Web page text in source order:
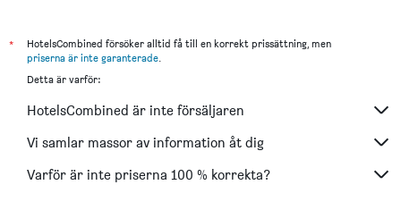
LOTTE City Hotel Mapo
Shilla Stay Guro
Shilla Stay Mapo Hongdae
Dormy Inn Seoul Gangnam
ibis Ambassador Seoul Insadong
*
HotelsCombined försöker alltid få till en korrekt prissättning, men
priserna är inte garanterade.
Detta är varför:
HotelsCombined är inte försäljaren
Vi samlar massor av information åt dig
Varför är inte priserna 100 % korrekta?